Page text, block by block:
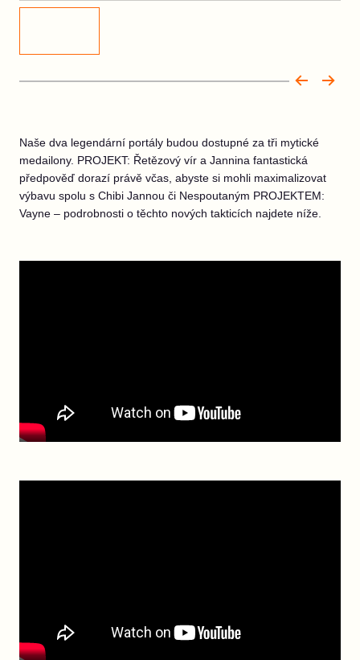
Naše dva legendární portály budou dostupné za tři mytické
medailony. PROJEKT: Řetězový vír a Jannina fantastická
předpověď dorazí právě včas, abyste si mohli maximalizovat
výbavu spolu s Chibi Jannou či Nespoutaným PROJEKTEM:
Vayne – podrobnosti o těchto nových takticích najdete níže.